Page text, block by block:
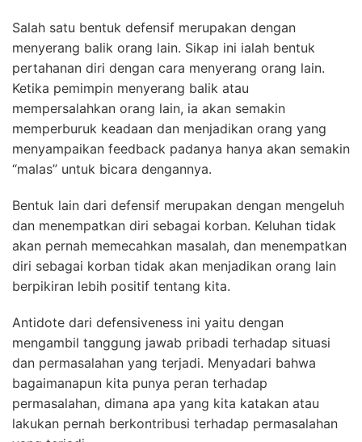
Salah satu bentuk defensif merupakan dengan
menyerang balik orang lain. Sikap ini ialah bentuk
pertahanan diri dengan cara menyerang orang lain.
Ketika pemimpin menyerang balik atau
mempersalahkan orang lain, ia akan semakin
memperburuk keadaan dan menjadikan orang yang
menyampaikan feedback padanya hanya akan semakin
“malas” untuk bicara dengannya.
Bentuk lain dari defensif merupakan dengan mengeluh
dan menempatkan diri sebagai korban. Keluhan tidak
akan pernah memecahkan masalah, dan menempatkan
diri sebagai korban tidak akan menjadikan orang lain
berpikiran lebih positif tentang kita.
Antidote dari defensiveness ini yaitu dengan
mengambil tanggung jawab pribadi terhadap situasi
dan permasalahan yang terjadi. Menyadari bahwa
bagaimanapun kita punya peran terhadap
permasalahan, dimana apa yang kita katakan atau
lakukan pernah berkontribusi terhadap permasalahan